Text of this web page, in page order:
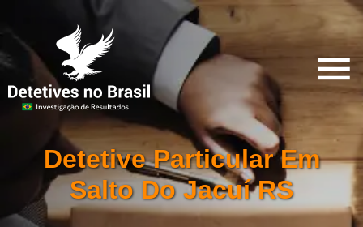
Detetive Particular Em
Salto Do Jacuí RS